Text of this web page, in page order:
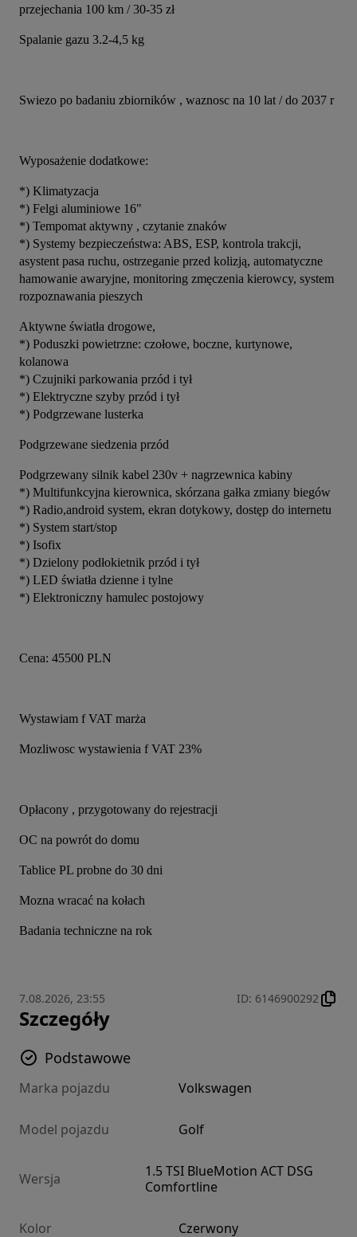
przejechania 100 km / 30-35 zł
Spalanie gazu 3.2-4,5 kg
Swiezo po badaniu zbiorników , waznosc na 10 lat / do 2037 r
Wyposażenie dodatkowe:
*) Klimatyzacja
*) Felgi aluminiowe 16"
*) Tempomat aktywny , czytanie znaków
*) Systemy bezpieczeństwa: ABS, ESP, kontrola trakcji,
asystent pasa ruchu, ostrzeganie przed kolizją, automatyczne
hamowanie awaryjne, monitoring zmęczenia kierowcy, system
rozpoznawania pieszych
Aktywne światła drogowe,
*) Poduszki powietrzne: czołowe, boczne, kurtynowe,
kolanowa
*) Czujniki parkowania przód i tył
*) Elektryczne szyby przód i tył
*) Podgrzewane lusterka
Podgrzewane siedzenia przód
Podgrzewany silnik kabel 230v + nagrzewnica kabiny
*) Multifunkcyjna kierownica, skórzana gałka zmiany biegów
*) Radio,android system, ekran dotykowy, dostęp do internetu
*) System start/stop
*) Isofix
*) Dzielony podłokietnik przód i tył
*) LED światła dzienne i tylne
*) Elektroniczny hamulec postojowy
Cena: 45500 PLN
Wystawiam f VAT marża
Mozliwosc wystawienia f VAT 23%
Opłacony , przygotowany do rejestracji
OC na powrót do domu
Tablice PL probne do 30 dni
Mozna wracać na kołach
Badania techniczne na rok
7.08.2026, 23:55 ID: 6146900292
Szczegóły
Podstawowe
Marka pojazdu Volkswagen
Model pojazdu Golf
Wersja
1.5 TSI BlueMotion ACT DSG
Comfortline
Kolor Czerwony